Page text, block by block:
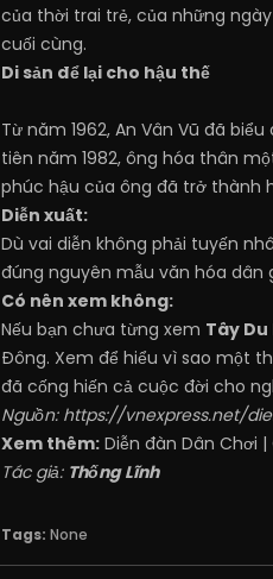
của thời trai trẻ, của những
cuối cùng.
Di sản để lại cho hậu thế
Từ năm 1962, An Vân Vũ đã
tiên năm 1982, ông hóa thân
phúc hậu của ông đã trở thành
Diễn xuất:
Dù vai diễn không phải tuyến
đúng nguyên mẫu văn hóa dân
Có nên xem không:
Nếu bạn chưa từng xem Tây Du
Đông. Xem để hiểu vì sao một
đã cống hiến cả cuộc đời cho
Nguồn: https://vnexpress.net/
Xem thêm: Diễn đàn Dân Chơi |
Tác giả: Thống Lĩnh
Tags: None